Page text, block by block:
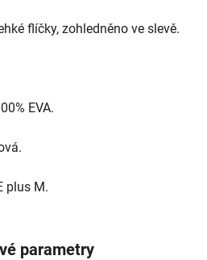
flíčky, zohledněno ve slevě.
EVA.
plus M.
parametry